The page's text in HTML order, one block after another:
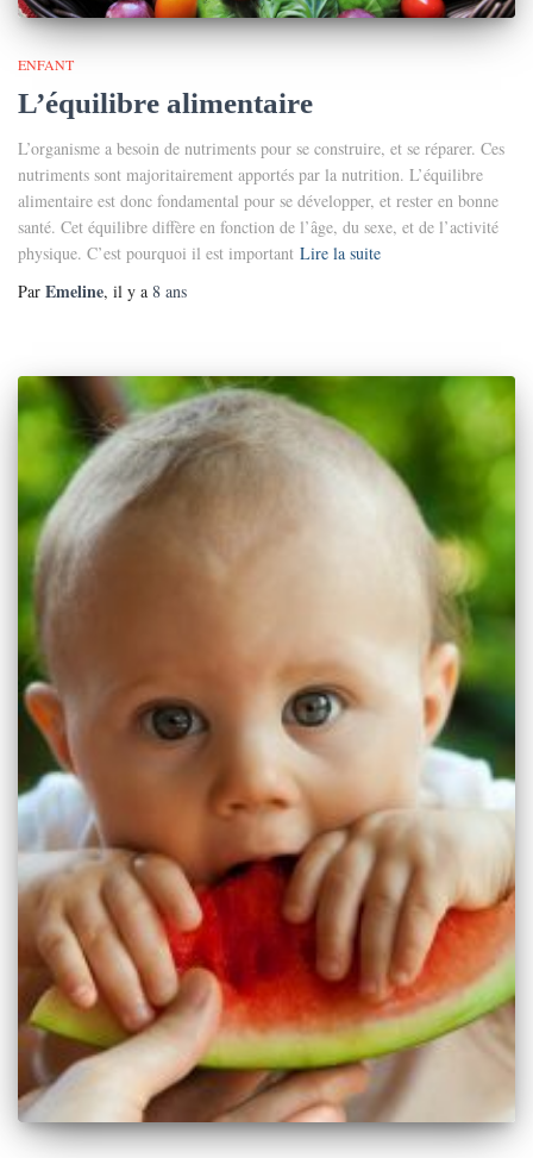
ENFANT
L’équilibre alimentaire
L’organisme a besoin de nutriments pour se construire, et se réparer. Ces
nutriments sont majoritairement apportés par la nutrition. L’équilibre
alimentaire est donc fondamental pour se développer, et rester en bonne
santé. Cet équilibre diffère en fonction de l’âge, du sexe, et de l’activité
physique. C’est pourquoi il est important Lire la suite
Par Emeline, il y a 8 ans